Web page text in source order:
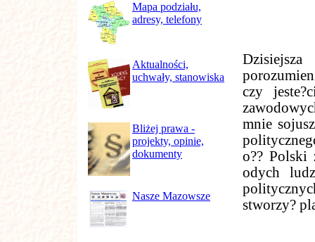
Mapa podziału,
adresy, telefony
Aktualności,
uchwały, stanowiska
Bliżej prawa -
projekty, opinie,
dokumenty
Nasze Mazowsze
czy
mnie
o?? Polski
odych
stworzy?